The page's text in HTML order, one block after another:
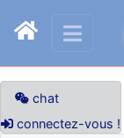
chat
connectez-vous !